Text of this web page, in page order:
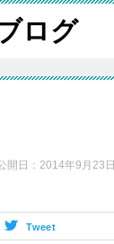
ログ
開日： 2014年9月23日
Tweet